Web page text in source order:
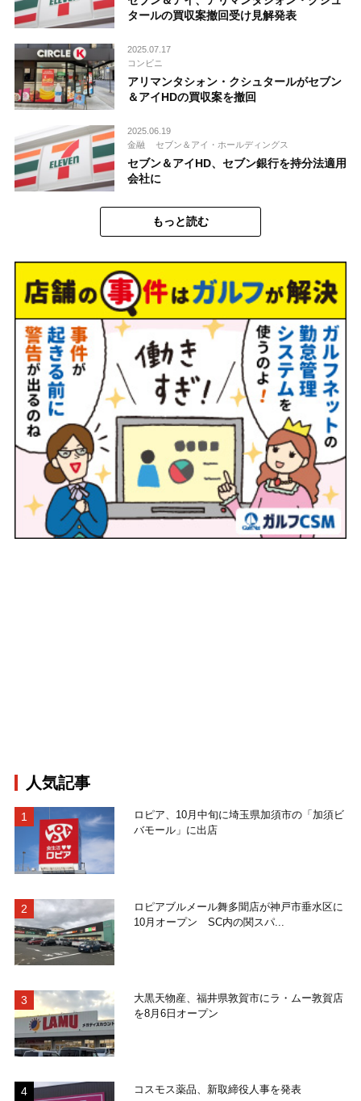
タールの買収案撤回受け見解発表
2025.07.17
コンビニ
アリマンタシォン・クシュタールがセブン
＆アイHDの買収案を撤回
2025.06.19
金融
セブン＆アイ・ホールディングス
セブン＆アイHD、セブン銀行を持分法適用
会社に
もっと読む
人気記事
ロピア、10月中旬に埼玉県加須市の「加須ビ
バモール」に出店
ロピアブルメール舞多聞店が神戸市垂水区に
10月オープン SC内の関スパ...
大黒天物産、福井県敦賀市にラ・ムー敦賀店
を8月6日オープン
コスモス薬品、新取締役人事を発表